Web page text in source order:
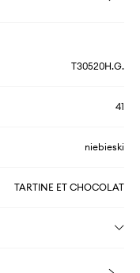
T30520H.G.
41
niebieski
TARTINE ET CHOCOLAT